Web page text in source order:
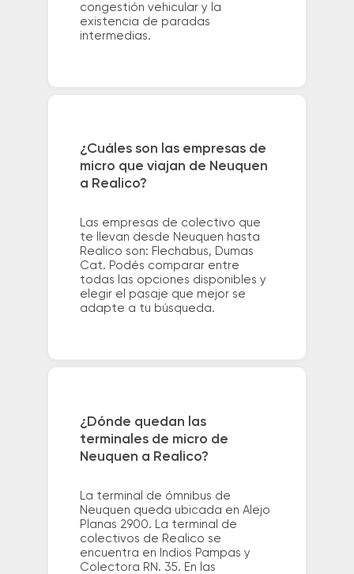
congestión vehicular y la
existencia de paradas
intermedias.
¿Cuáles son las empresas de
micro que viajan de Neuquen
a Realico?
Las empresas de colectivo que
te llevan desde Neuquen hasta
Realico son: Flechabus, Dumas
Cat. Podés comparar entre
todas las opciones disponibles y
elegir el pasaje que mejor se
adapte a tu búsqueda.
¿Dónde quedan las
terminales de micro de
Neuquen a Realico?
La terminal de ómnibus de
Neuquen queda ubicada en Alejo
Planas 2900. La terminal de
colectivos de Realico se
encuentra en Indios Pampas y
Colectora RN. 35. En las